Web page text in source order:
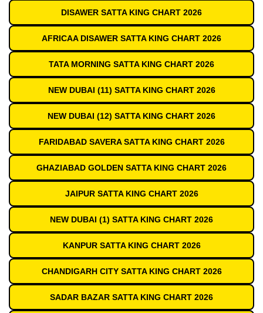
DISAWER SATTA KING CHART 2026
AFRICAA DISAWER SATTA KING CHART 2026
TATA MORNING SATTA KING CHART 2026
NEW DUBAI (11) SATTA KING CHART 2026
NEW DUBAI (12) SATTA KING CHART 2026
FARIDABAD SAVERA SATTA KING CHART 2026
GHAZIABAD GOLDEN SATTA KING CHART 2026
JAIPUR SATTA KING CHART 2026
NEW DUBAI (1) SATTA KING CHART 2026
KANPUR SATTA KING CHART 2026
CHANDIGARH CITY SATTA KING CHART 2026
SADAR BAZAR SATTA KING CHART 2026